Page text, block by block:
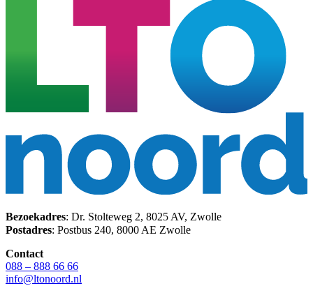
Bezoekadres: Dr. Stolteweg 2, 8025 AV, Zwolle
Postadres: Postbus 240, 8000 AE Zwolle
Contact
088 – 888 66 66
info@ltonoord.nl